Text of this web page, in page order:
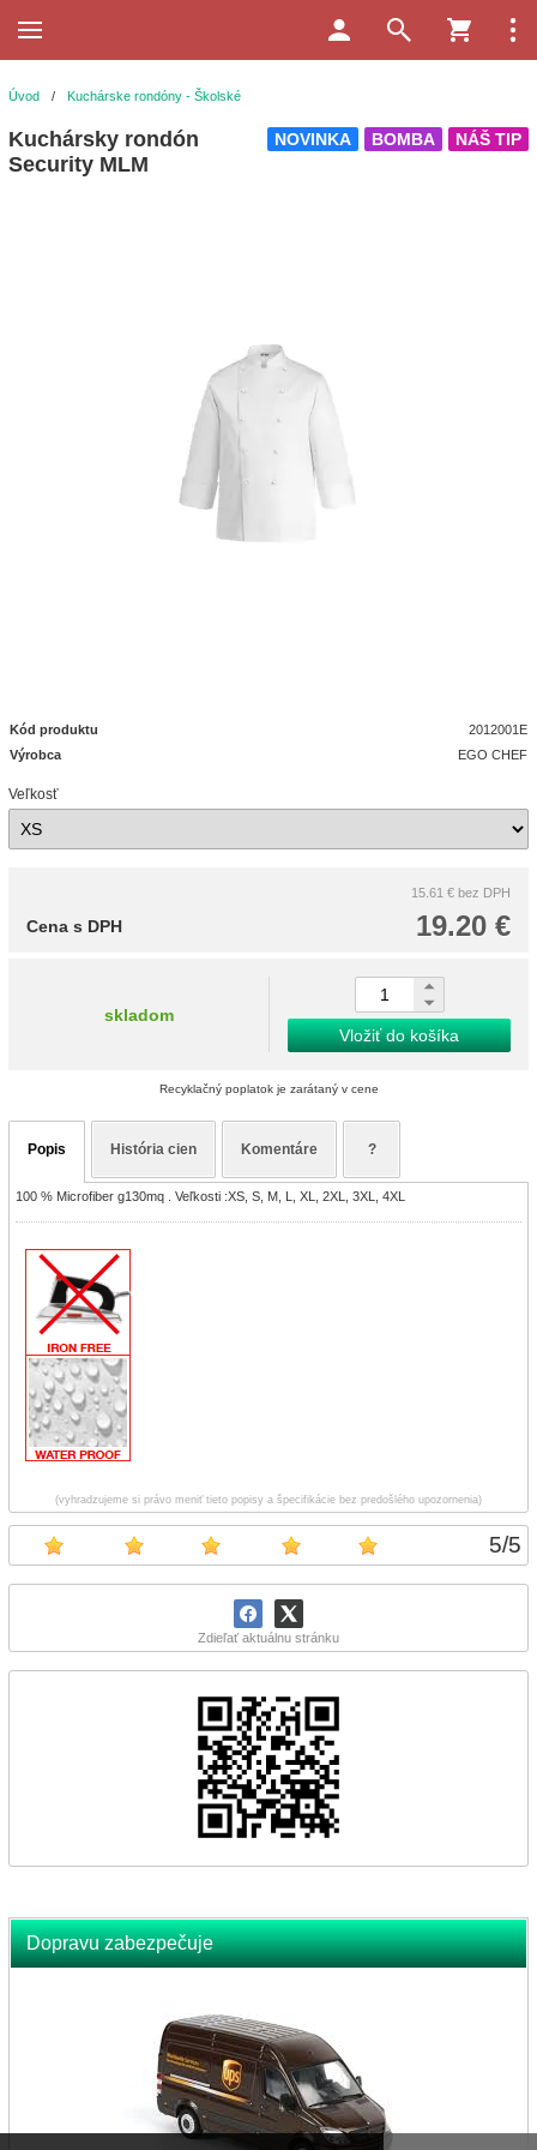
5/5
Zdieľať aktuálnu stránku
Dopravu zabezpečuje
Úvod / Kuchárske rondóny - Školské
NÁŠ TIP
BOMBA
NOVINKA
Kuchársky rondón
Security MLM
Kód produktu
2012001E
Výrobca
EGO CHEF
Veľkosť
15.61 € bez DPH
19.20 €
Cena s DPH
skladom
Vložiť do košíka
Recyklačný poplatok je zarátaný v cene
Popis História cien Komentáre ?
100 % Microfiber g130mq . Veľkosti :XS, S, M, L, XL, 2XL, 3XL, 4XL
(vyhradzujeme si právo meniť tieto popisy a špecifikácie bez predošlého upozornenia)